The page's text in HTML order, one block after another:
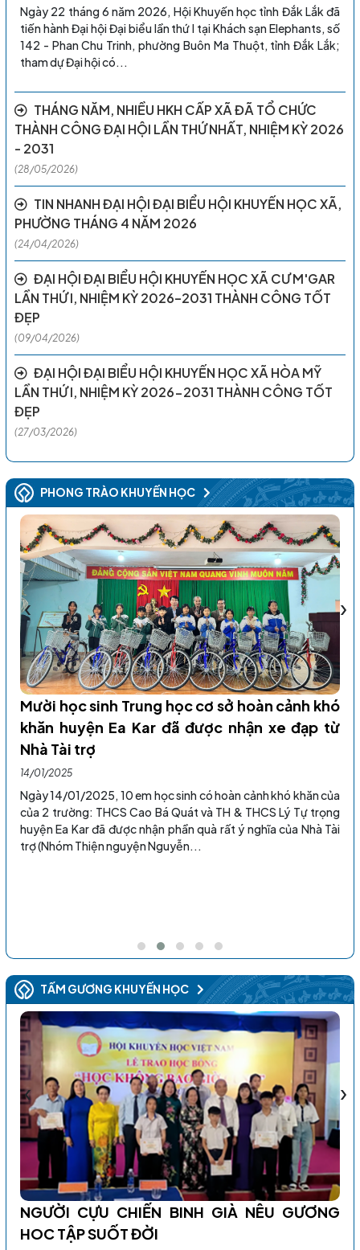
Ngày 22 tháng 6 năm 2026, Hội Khuyến học tỉnh Đắk Lắk đã
tiến hành Đại hội Đại biểu lần thứ I tại Khách sạn Elephants, số
142 - Phan Chu Trinh, phường Buôn Ma Thuột, tỉnh Đắk Lắk;
tham dự Đại hội có...
THÁNG NĂM, NHIỀU HKH CẤP XÃ ĐÃ TỔ CHỨC
THÀNH CÔNG ĐẠI HỘI LẦN THỨ NHẤT, NHIỆM KỲ 2026
- 2031
(28/05/2026)
TIN NHANH ĐẠI HỘI ĐẠI BIỂU HỘI KHUYẾN HỌC XÃ,
PHƯỜNG THÁNG 4 NĂM 2026
(24/04/2026)
ĐẠI HỘI ĐẠI BIỂU HỘI KHUYẾN HỌC XÃ CƯ M'GAR
LẦN THỨ I, NHIỆM KỲ 2026–2031 THÀNH CÔNG TỐT
ĐẸP
(09/04/2026)
ĐẠI HỘI ĐẠI BIỂU HỘI KHUYẾN HỌC XÃ HÒA MỸ
LẦN THỨ I, NHIỆM KỲ 2026-2031 THÀNH CÔNG TỐT
ĐẸP
(27/03/2026)
PHONG TRÀO KHUYẾN HỌC
Mười học sinh Trung học cơ sở hoàn cảnh khó
khăn huyện Ea Kar đã được nhận xe đạp từ
Nhà Tài trợ
14/01/2025
Ngày 14/01/2025, 10 em học sinh có hoàn cảnh khó khăn của
của 2 trường: THCS Cao Bá Quát và TH & THCS Lý Tự trọng
huyện Ea Kar đã được nhận phần quà rất ý nghĩa của Nhà Tài
trợ (Nhóm Thiện nguyện Nguyễn...
‹ ›
TẤM GƯƠNG KHUYẾN HỌC
NGƯỜI CỰU CHIẾN BINH GIÀ NÊU GƯƠNG
HOC TẬP SUỐT ĐỜI
‹ ›